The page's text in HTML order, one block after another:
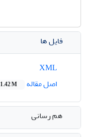
فایل ها
اصل مقاله
1.42 M
هم رسانی